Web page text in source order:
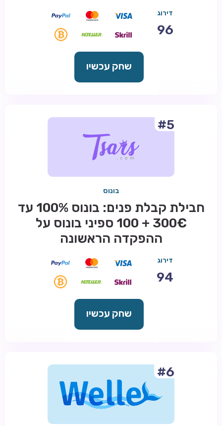
דירוג
96
שחק עכשיו
#5
בונוס
חבילת קבלת פנים: בונוס 100% עד
300€ + 100 ספיני בונוס על
ההפקדה הראשונה
דירוג
94
שחק עכשיו
#6